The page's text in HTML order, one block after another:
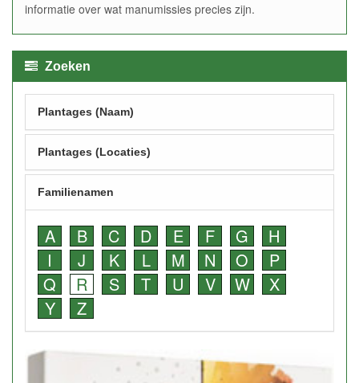
informatie over wat manumissies precies zijn.
Zoeken
Plantages (Naam)
Plantages (Locaties)
Familienamen
A B C D E F G
H
I
J K L M N O
P
Q
R S T U V W
X
Y
Z